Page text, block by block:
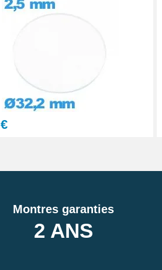
Montres garanties
2 ANS